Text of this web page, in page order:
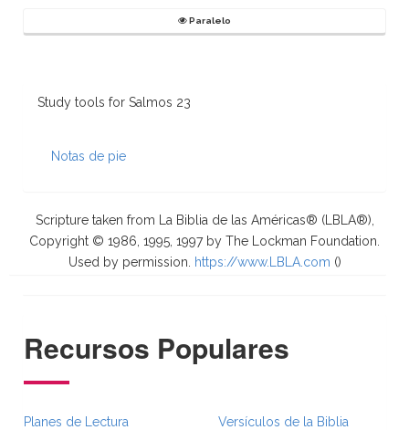
Paralelo
Study tools for Salmos 23
Notas de pie
Scripture taken from La Biblia de las Américas® (LBLA®),
Copyright © 1986, 1995, 1997 by The Lockman Foundation.
Used by permission.
https://www.LBLA.com ()
Recursos Populares
Planes de Lectura
Versículos de la Biblia